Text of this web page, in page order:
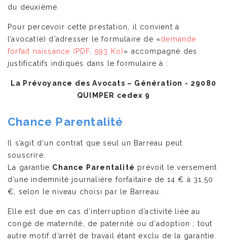
du deuxième.
Pour percevoir cette prestation, il convient à
l’avocat(e) d’adresser le formulaire de «demande
forfait naissance (PDF, 593 Ko)» accompagné des
justificatifs indiqués dans le formulaire à :
La Prévoyance des Avocats – Génération - 29080
QUIMPER cedex 9
Chance Parentalité
Il s’agit d'un contrat que seul un Barreau peut
souscrire.
La garantie Chance Parentalité prévoit le versement
d’une indemnité journalière forfaitaire de 14 € à 31,50
€, selon le niveau choisi par le Barreau.
Elle est due en cas d’interruption d’activité liée au
congé de maternité, de paternité ou d’adoption ; tout
autre motif d’arrêt de travail étant exclu de la garantie.